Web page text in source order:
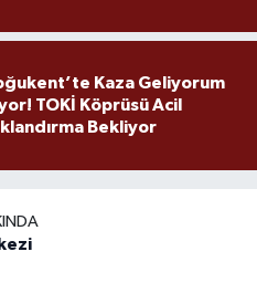
Kaza Geliyorum
TOKİ Köprüsü Acil
Bekliyor